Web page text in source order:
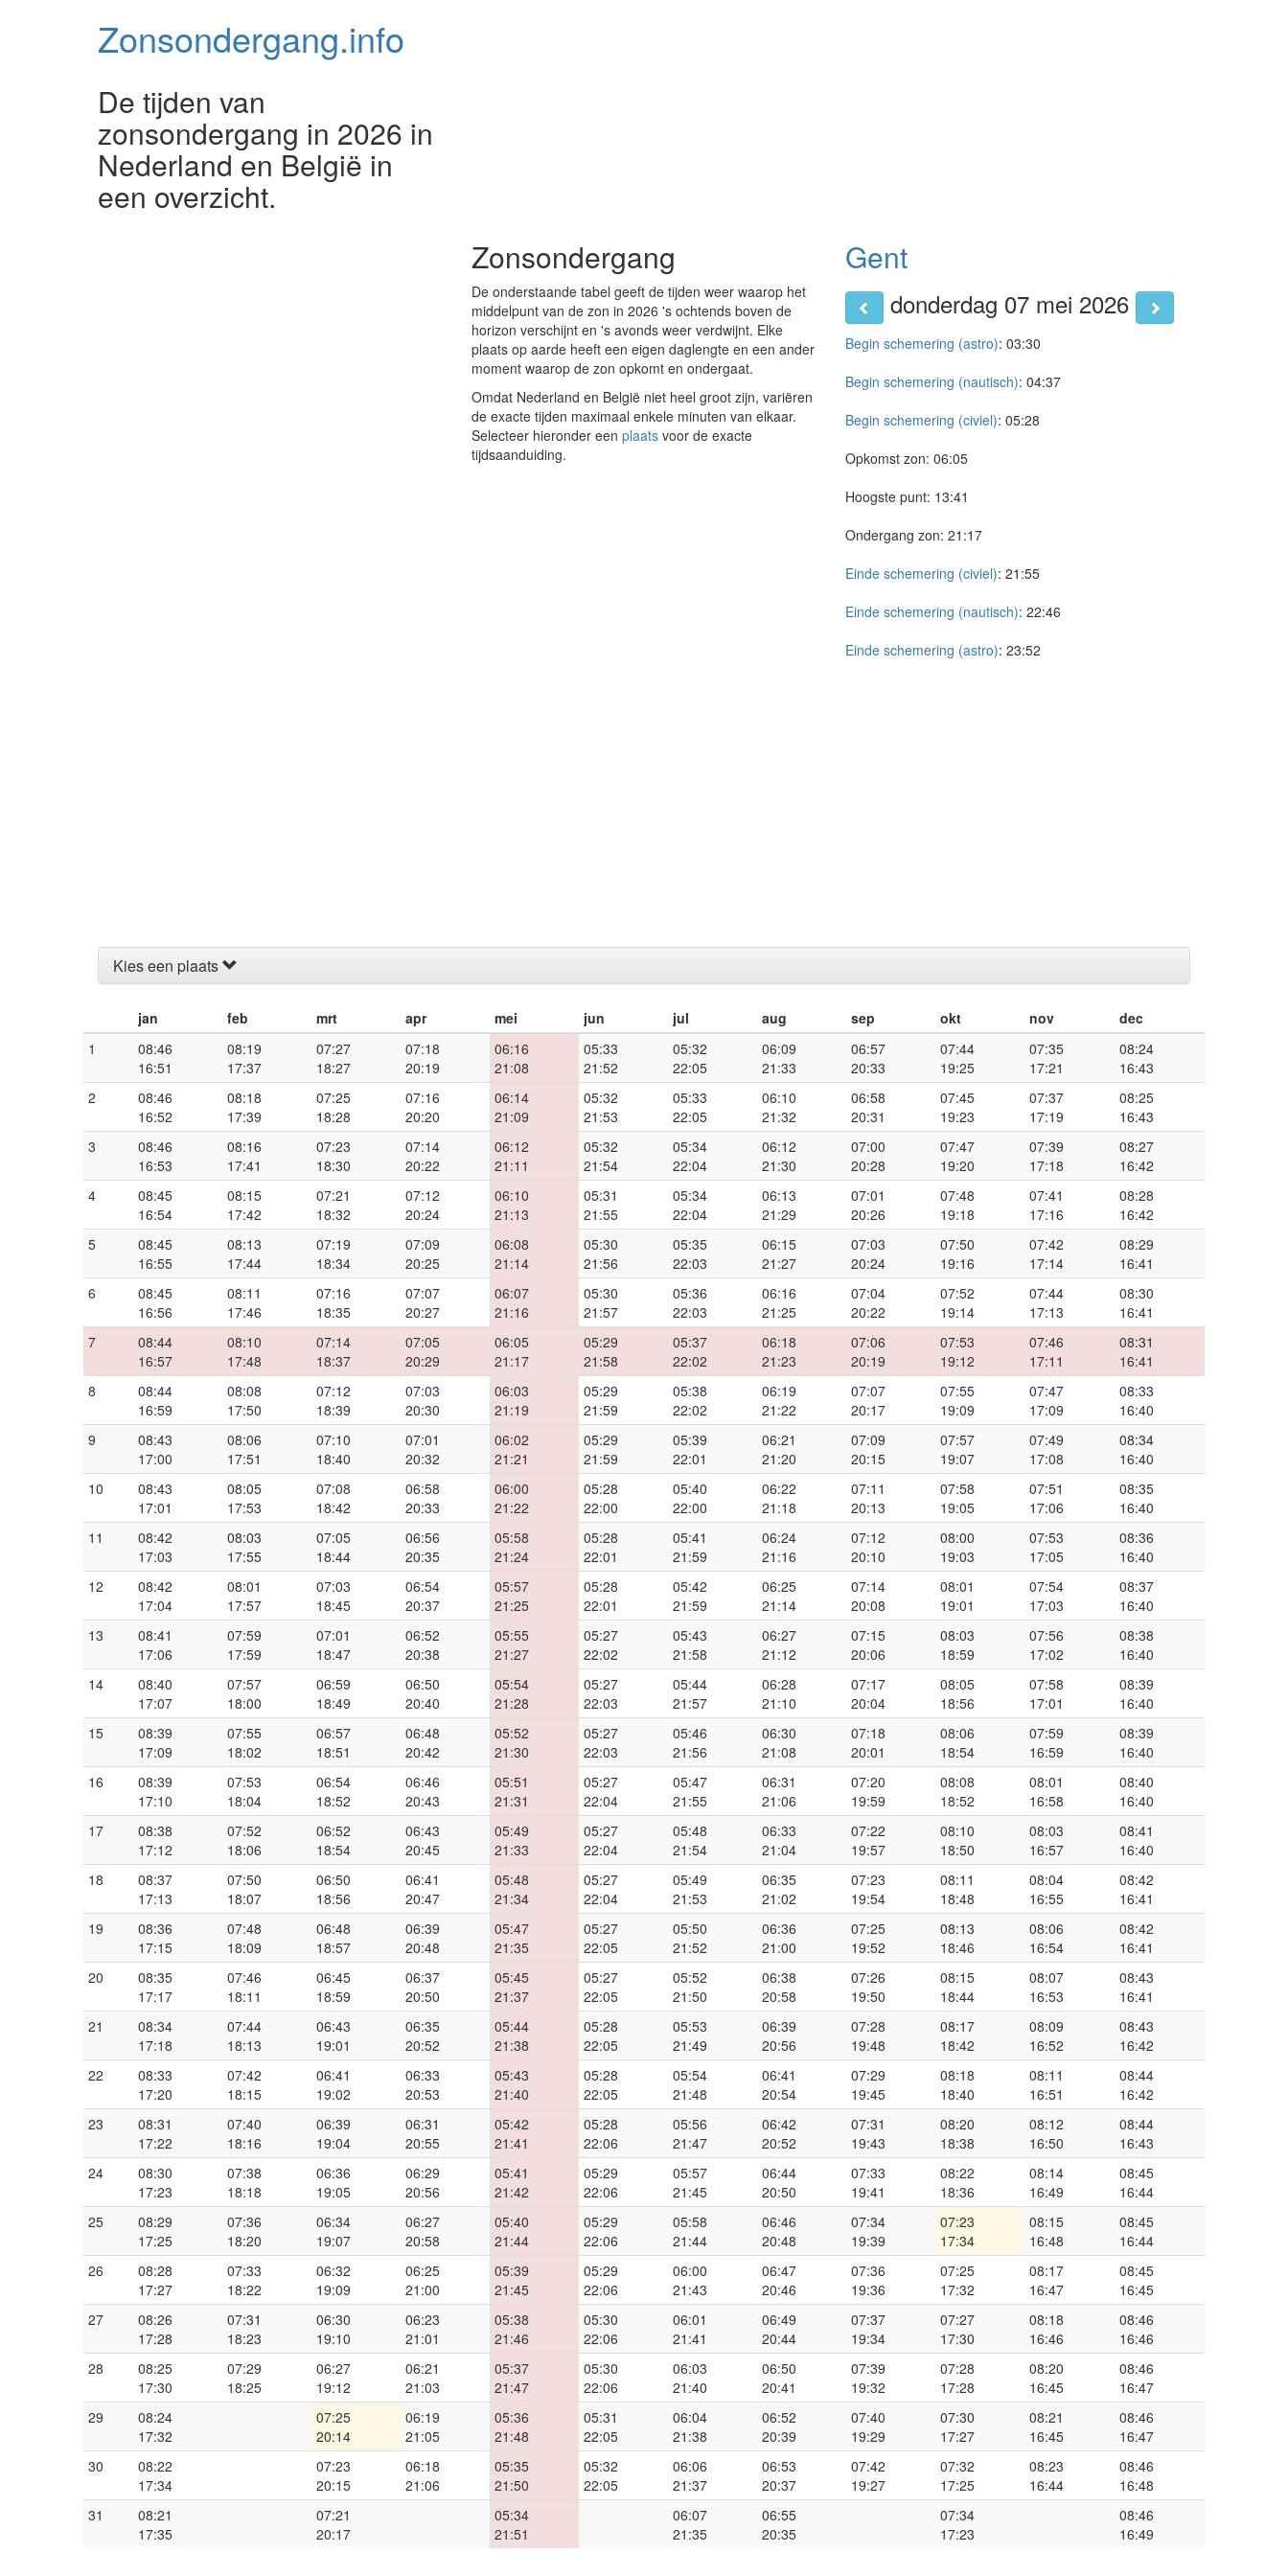
Zonsondergang.info
De tijden van
zonsondergang in 2026 in
Nederland en België in
een overzicht.
Zonsondergang
De onderstaande tabel geeft de tijden weer waarop het
middelpunt van de zon in 2026 's ochtends boven de
horizon verschijnt en 's avonds weer verdwijnt. Elke
plaats op aarde heeft een eigen daglengte en een ander
moment waarop de zon opkomt en ondergaat.
Omdat Nederland en België niet heel groot zijn, variëren
de exacte tijden maximaal enkele minuten van elkaar.
Selecteer hieronder een plaats voor de exacte
tijdsaanduiding.
Gent
donderdag 07 mei 2026
Begin schemering (astro): 03:30
Begin schemering (nautisch): 04:37
Begin schemering (civiel): 05:28
Opkomst zon: 06:05
Hoogste punt: 13:41
Ondergang zon: 21:17
Einde schemering (civiel): 21:55
Einde schemering (nautisch): 22:46
Einde schemering (astro): 23:52
Kies een plaats
jan feb mrt apr mei jun jul aug sep okt nov
dec
1
08:46
16:51
08:19
17:37
07:27
18:27
07:18
20:19
06:16
21:08
05:33
21:52
05:32
22:05
06:09
21:33
06:57
20:33
07:44
19:25
07:35
17:21
08:24
16:43
2
08:46
16:52
08:18
17:39
07:25
18:28
07:16
20:20
06:14
21:09
05:32
21:53
05:33
22:05
06:10
21:32
06:58
20:31
07:45
19:23
07:37
17:19
08:25
16:43
3
08:46
16:53
08:16
17:41
07:23
18:30
07:14
20:22
06:12
21:11
05:32
21:54
05:34
22:04
06:12
21:30
07:00
20:28
07:47
19:20
07:39
17:18
08:27
16:42
4
08:45
16:54
08:15
17:42
07:21
18:32
07:12
20:24
06:10
21:13
05:31
21:55
05:34
22:04
06:13
21:29
07:01
20:26
07:48
19:18
07:41
17:16
08:28
16:42
5
08:45
16:55
08:13
17:44
07:19
18:34
07:09
20:25
06:08
21:14
05:30
21:56
05:35
22:03
06:15
21:27
07:03
20:24
07:50
19:16
07:42
17:14
08:29
16:41
6
08:45
16:56
08:11
17:46
07:16
18:35
07:07
20:27
06:07
21:16
05:30
21:57
05:36
22:03
06:16
21:25
07:04
20:22
07:52
19:14
07:44
17:13
08:30
16:41
7
08:44
16:57
08:10
17:48
07:14
18:37
07:05
20:29
06:05
21:17
05:29
21:58
05:37
22:02
06:18
21:23
07:06
20:19
07:53
19:12
07:46
17:11
08:31
16:41
8
08:44
16:59
08:08
17:50
07:12
18:39
07:03
20:30
06:03
21:19
05:29
21:59
05:38
22:02
06:19
21:22
07:07
20:17
07:55
19:09
07:47
17:09
08:33
16:40
9
08:43
17:00
08:06
17:51
07:10
18:40
07:01
20:32
06:02
21:21
05:29
21:59
05:39
22:01
06:21
21:20
07:09
20:15
07:57
19:07
07:49
17:08
08:34
16:40
10
08:43
17:01
08:05
17:53
07:08
18:42
06:58
20:33
06:00
21:22
05:28
22:00
05:40
22:00
06:22
21:18
07:11
20:13
07:58
19:05
07:51
17:06
08:35
16:40
11
08:42
17:03
08:03
17:55
07:05
18:44
06:56
20:35
05:58
21:24
05:28
22:01
05:41
21:59
06:24
21:16
07:12
20:10
08:00
19:03
07:53
17:05
08:36
16:40
12
08:42
17:04
08:01
17:57
07:03
18:45
06:54
20:37
05:57
21:25
05:28
22:01
05:42
21:59
06:25
21:14
07:14
20:08
08:01
19:01
07:54
17:03
08:37
16:40
13
08:41
17:06
07:59
17:59
07:01
18:47
06:52
20:38
05:55
21:27
05:27
22:02
05:43
21:58
06:27
21:12
07:15
20:06
08:03
18:59
07:56
17:02
08:38
16:40
14
08:40
17:07
07:57
18:00
06:59
18:49
06:50
20:40
05:54
21:28
05:27
22:03
05:44
21:57
06:28
21:10
07:17
20:04
08:05
18:56
07:58
17:01
08:39
16:40
15
08:39
17:09
07:55
18:02
06:57
18:51
06:48
20:42
05:52
21:30
05:27
22:03
05:46
21:56
06:30
21:08
07:18
20:01
08:06
18:54
07:59
16:59
08:39
16:40
16
08:39
17:10
07:53
18:04
06:54
18:52
06:46
20:43
05:51
21:31
05:27
22:04
05:47
21:55
06:31
21:06
07:20
19:59
08:08
18:52
08:01
16:58
08:40
16:40
17
08:38
17:12
07:52
18:06
06:52
18:54
06:43
20:45
05:49
21:33
05:27
22:04
05:48
21:54
06:33
21:04
07:22
19:57
08:10
18:50
08:03
16:57
08:41
16:40
18
08:37
17:13
07:50
18:07
06:50
18:56
06:41
20:47
05:48
21:34
05:27
22:04
05:49
21:53
06:35
21:02
07:23
19:54
08:11
18:48
08:04
16:55
08:42
16:41
19
08:36
17:15
07:48
18:09
06:48
18:57
06:39
20:48
05:47
21:35
05:27
22:05
05:50
21:52
06:36
21:00
07:25
19:52
08:13
18:46
08:06
16:54
08:42
16:41
20
08:35
17:17
07:46
18:11
06:45
18:59
06:37
20:50
05:45
21:37
05:27
22:05
05:52
21:50
06:38
20:58
07:26
19:50
08:15
18:44
08:07
16:53
08:43
16:41
21
08:34
17:18
07:44
18:13
06:43
19:01
06:35
20:52
05:44
21:38
05:28
22:05
05:53
21:49
06:39
20:56
07:28
19:48
08:17
18:42
08:09
16:52
08:43
16:42
22
08:33
17:20
07:42
18:15
06:41
19:02
06:33
20:53
05:43
21:40
05:28
22:05
05:54
21:48
06:41
20:54
07:29
19:45
08:18
18:40
08:11
16:51
08:44
16:42
23
08:31
17:22
07:40
18:16
06:39
19:04
06:31
20:55
05:42
21:41
05:28
22:06
05:56
21:47
06:42
20:52
07:31
19:43
08:20
18:38
08:12
16:50
08:44
16:43
24
08:30
17:23
07:38
18:18
06:36
19:05
06:29
20:56
05:41
21:42
05:29
22:06
05:57
21:45
06:44
20:50
07:33
19:41
08:22
18:36
08:14
16:49
08:45
16:44
25
08:29
17:25
07:36
18:20
06:34
19:07
06:27
20:58
05:40
21:44
05:29
22:06
05:58
21:44
06:46
20:48
07:34
19:39
07:23
17:34
08:15
16:48
08:45
16:44
26
08:28
17:27
07:33
18:22
06:32
19:09
06:25
21:00
05:39
21:45
05:29
22:06
06:00
21:43
06:47
20:46
07:36
19:36
07:25
17:32
08:17
16:47
08:45
16:45
27
08:26
17:28
07:31
18:23
06:30
19:10
06:23
21:01
05:38
21:46
05:30
22:06
06:01
21:41
06:49
20:44
07:37
19:34
07:27
17:30
08:18
16:46
08:46
16:46
28
08:25
17:30
07:29
18:25
06:27
19:12
06:21
21:03
05:37
21:47
05:30
22:06
06:03
21:40
06:50
20:41
07:39
19:32
07:28
17:28
08:20
16:45
08:46
16:47
29
08:24
17:32
07:25
20:14
06:19
21:05
05:36
21:48
05:31
22:05
06:04
21:38
06:52
20:39
07:40
19:29
07:30
17:27
08:21
16:45
08:46
16:47
30
08:22
17:34
07:23
20:15
06:18
21:06
05:35
21:50
05:32
22:05
06:06
21:37
06:53
20:37
07:42
19:27
07:32
17:25
08:23
16:44
08:46
16:48
31
08:21
17:35
07:21
20:17
05:34
21:51
06:07
21:35
06:55
20:35
07:34
17:23
08:46
16:49